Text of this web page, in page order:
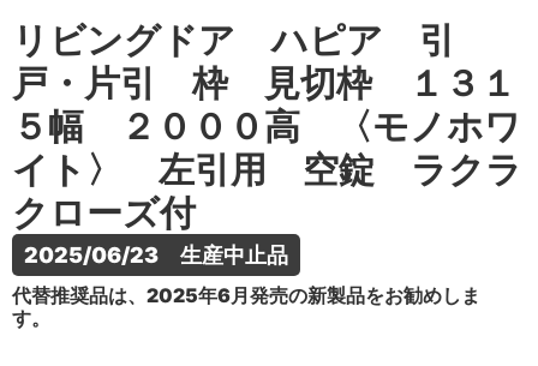
リビングドア ハピア 引
戸・片引 枠 見切枠 １３１
５幅 ２０００高 〈モノホワ
イト〉 左引用 空錠 ラクラ
クローズ付
2025/06/23　生産中止品
代替推奨品は、2025年6月発売の新製品をお勧めしま
す。